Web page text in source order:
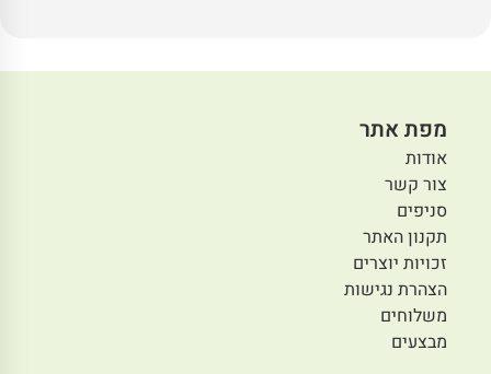
מפת אתר
אודות
צור קשר
סניפים
תקנון האתר
זכויות יוצרים
הצהרת נגישות
משלוחים
מבצעים